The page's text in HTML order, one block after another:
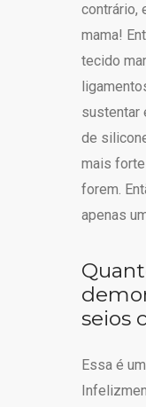
contrário,
mama!
tecido
sustentar
de
mais
forem.
apenas
seios
Essa é